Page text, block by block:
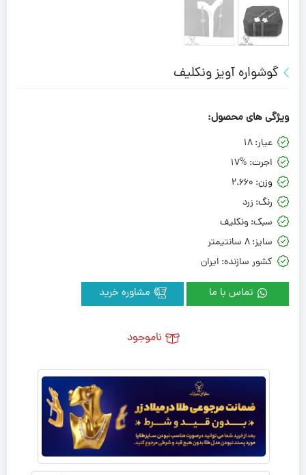
گوشواره آویز ونکلیف
ویژگی های محصول:
عیار:18
اجرت: 17%
وزن: 2.660
رنگ: زرد
سبک:ونکلیف
سایز:8 سانتیمتر
کشور سازنده: ایران
تماس با ما
ناموجود